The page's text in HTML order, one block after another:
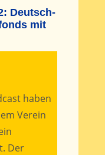
Deutsch-
mit
haben
Verein
Der